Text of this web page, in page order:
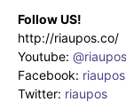
Follow US!
http://riaupos.co/
Youtube:
Facebook: riaupos
Twitter: riaupos